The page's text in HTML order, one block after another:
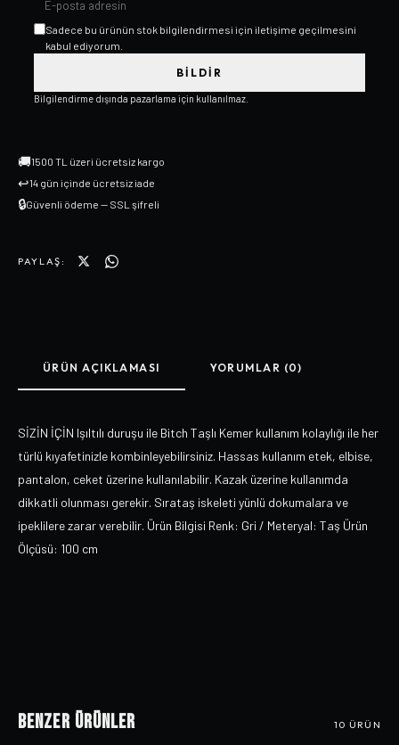
Sadece bu ürünün stok bilgilendirmesi için iletişime geçilmesini
kabul ediyorum.
BILDIR
Bilgilendirme dışında pazarlama için kullanılmaz.
🚚1500 TL üzeri ücretsiz kargo
↩14 gün içinde ücretsiz iade
🔒Güvenli ödeme — SSL şifreli
PAYLAŞ:
ÜRÜN AÇIKLAMASI YORUMLAR (0)
SİZİN İÇİN Işıltılı duruşu ile Bitch Taşlı Kemer kullanım kolaylığı ile her
türlü kıyafetinizle kombinleyebilirsiniz. Hassas kullanım etek, elbise,
pantalon, ceket üzerine kullanılabilir. Kazak üzerine kullanımda
dikkatli olunması gerekir. Sırataş iskeleti yünlü dokumalara ve
ipeklilere zarar verebilir. Ürün Bilgisi Renk: Gri / Meteryal: Taş Ürün
Ölçüsü: 100 cm
Benzer Ürünler 10 ÜRÜN